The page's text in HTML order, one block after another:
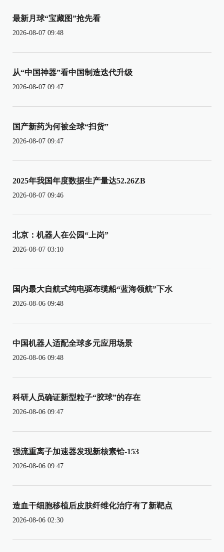
最新月球“宝藏图”抢先看
2026-08-07 09:48
从“中国神器”看中国制造迭代升级
2026-08-07 09:47
国产新药为何被全球“扫货”
2026-08-07 09:47
2025年我国年度数据生产量达52.26ZB
2026-08-07 09:46
北京：机器人在公园“上岗”
2026-08-07 03:10
国内最大自航式纯电驱布缆船“蓝海领航”下水
2026-08-06 09:48
中国机器人适配全球多元应用场景
2026-08-06 09:48
科研人员确证新型粒子“胶球”的存在
2026-08-06 09:47
强流重离子加速器发现新核素铪-153
2026-08-06 09:47
造血干细胞移植后皮肤纤维化治疗有了新靶点
2026-08-06 02:30